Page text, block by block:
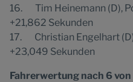
16. Tim Heinemann (D),
+21,862 Sekunden
17. Christian Engelhart
+23,049 Sekunden
Fahrerwertung nach 6 von